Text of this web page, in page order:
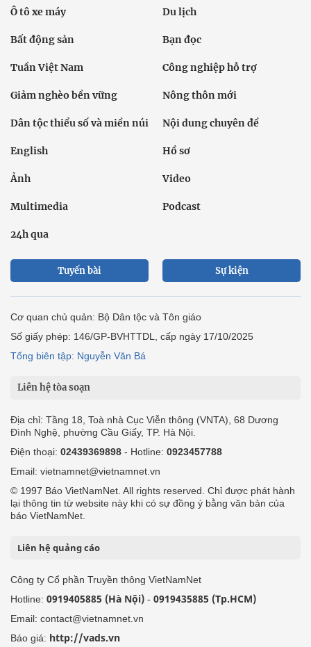
Ô tô xe máy Du lịch
Bất động sản Bạn đọc
Tuần Việt Nam Công nghiệp hỗ trợ
Giảm nghèo bền vững Nông thôn mới
Dân tộc thiểu số và miền núi Nội dung chuyên đề
English Hồ sơ
Ảnh Video
Multimedia Podcast
24h qua
Tuyến bài Sự kiện
Cơ quan chủ quản: Bộ Dân tộc và Tôn giáo
Số giấy phép: 146/GP-BVHTTDL, cấp ngày 17/10/2025
Tổng biên tập: Nguyễn Văn Bá
Liên hệ tòa soạn
Địa chỉ: Tầng 18, Toà nhà Cục Viễn thông (VNTA), 68 Dương
Đình Nghệ, phường Cầu Giấy, TP. Hà Nội.
Điện thoại: 02439369898 - Hotline: 0923457788
Email: vietnamnet@vietnamnet.vn
© 1997 Báo VietNamNet. All rights reserved. Chỉ được phát hành
lại thông tin từ website này khi có sự đồng ý bằng văn bản của
báo VietNamNet.
Liên hệ quảng cáo
Công ty Cổ phần Truyền thông VietNamNet
Hotline: 0919405885 (Hà Nội) - 0919435885 (Tp.HCM)
Email: contact@vietnamnet.vn
Báo giá: http://vads.vn